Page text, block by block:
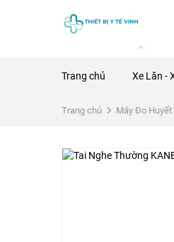
Trang chủ Xe Lăn -
Trang chủ Máy Đo Huyết